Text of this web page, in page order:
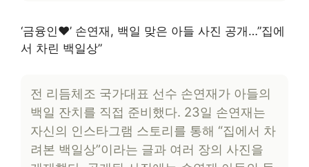
‘금융인♥’ 손연재, 백일 맞은 아들 사진 공개…”집에
서 차린 백일상”
전 리듬체조 국가대표 선수 손연재가 아들의
백일 잔치를 직접 준비했다. 23일 손연재는
자신의 인스타그램 스토리를 통해 “집에서 차
려본 백일상”이라는 글과 여러 장의 사진을